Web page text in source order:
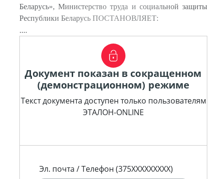
Беларусь», Министерство труда и социальной защиты
Республики Беларусь ПОСТАНОВЛЯЕТ:
....
Документ показан в сокращенном
(демонстрационном) режиме
Текст документа доступен только пользователям
ЭТАЛОН-ONLINE
Эл. почта / Телефон (375XXXXXXXXX)